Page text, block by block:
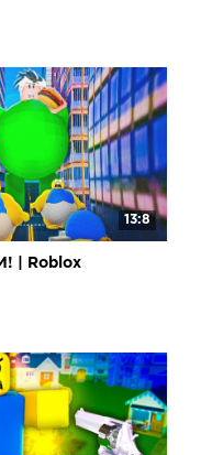
13:8
| Roblox